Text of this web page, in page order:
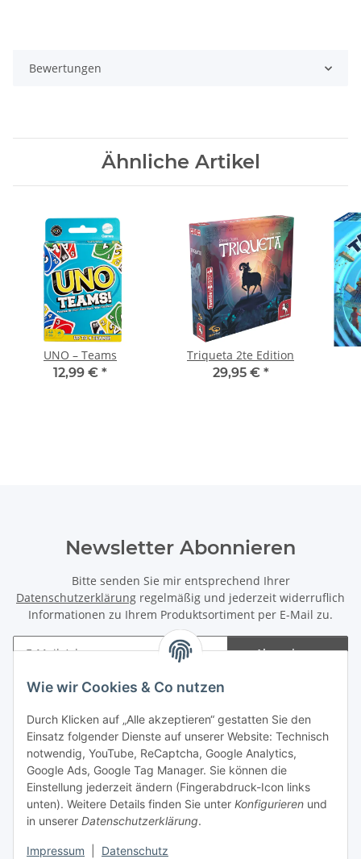
Wie wir Cookies & Co nutzen
Durch Klicken auf „Alle akzeptieren“ gestatten Sie den
Einsatz folgender Dienste auf unserer Website: Technisch
notwendig, YouTube, ReCaptcha, Google Analytics,
Google Ads, Google Tag Manager. Sie können die
Einstellung jederzeit ändern (Fingerabdruck-Icon links
unten). Weitere Details finden Sie unter Konfigurieren und
in unserer Datenschutzerklärung.
Impressum Datenschutz
Bewertungen
Ähnliche Artikel
UNO – Teams
12,99 € *
Triqueta 2te Edition
29,95 € *
Newsletter Abonnieren
Bitte senden Sie mir entsprechend Ihrer
Datenschutzerklärung regelmäßig und jederzeit widerruflich
Informationen zu Ihrem Produktsortiment per E-Mail zu.
Abonnieren
Newsletter Abonnieren
Informationen
Gesetzliche Informationen
Spieletreffs in Jülich & Umgebung